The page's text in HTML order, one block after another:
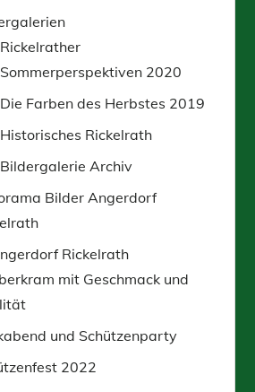
Rickelrather
Sommerperspektiven 2020
Die Farben des Herbstes 2019
Historisches Rickelrath
Bildergalerie Archiv
Bilder Angerdorf
Rickelrath
mit Geschmack und
und Schützenparty
2022